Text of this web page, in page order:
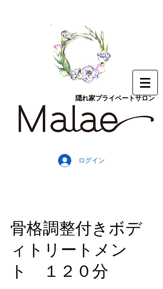
隠れ家プライベートサロン
ログイン
骨格調整付きボデ
ィトリートメン
ト １２０分